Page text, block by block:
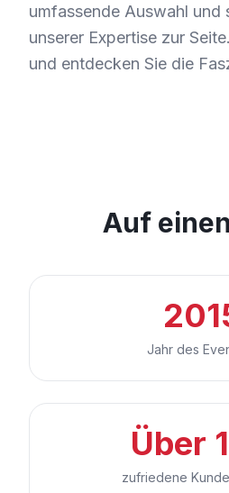
umfassende Auswahl und
unserer Expertise zur
und entdecken Sie die
Auf
Jahr des
Über
zufriedene